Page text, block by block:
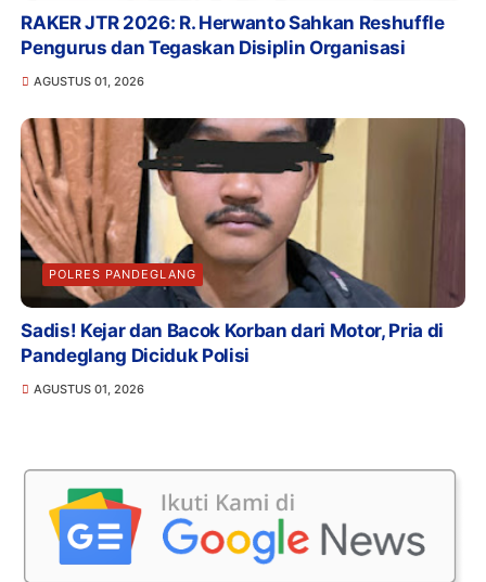
RAKER JTR 2026: R. Herwanto Sahkan Reshuffle
Pengurus dan Tegaskan Disiplin Organisasi
AGUSTUS 01, 2026
POLRES PANDEGLANG
Sadis! Kejar dan Bacok Korban dari Motor, Pria di
Pandeglang Diciduk Polisi
AGUSTUS 01, 2026